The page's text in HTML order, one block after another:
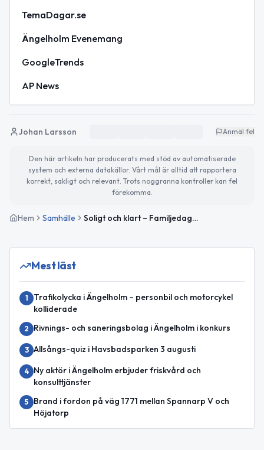
TemaDagar.se
Ängelholm Evenemang
GoogleTrends
AP News
Johan Larsson Anmäl fel
Den här artikeln har producerats med stöd av automatiserade
system och externa datakällor. Vårt mål är alltid att rapportera
korrekt, sakligt och relevant. Trots noggranna kontroller kan fel
förekomma.
Hem Samhälle Soligt och klart – Familjedagen och Arbetslöshetens dag uppmärksammas
Mest läst
1
Trafikolycka i Ängelholm – personbil och motorcykel
kolliderade
2 Rivnings- och saneringsbolag i Ängelholm i konkurs
3 Allsångs-quiz i Havsbadsparken 3 augusti
4
Ny aktör i Ängelholm erbjuder friskvård och
konsulttjänster
5
Brand i fordon på väg 1771 mellan Spannarp V och
Höjatorp